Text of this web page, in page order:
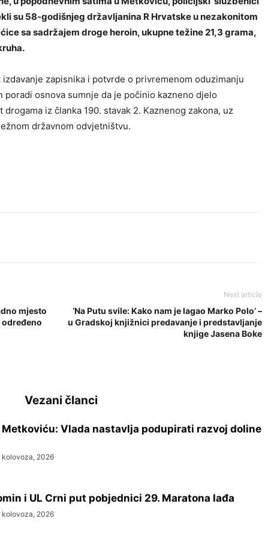
su 58-godišnjeg državljanina R Hrvatske u nezakonitom
sa sadržajem droge heroin, ukupne težine 21,3 grama,
zapisnika i potvrde o privremenom oduzimanju
osnova sumnje da je počinio kazneno djelo
iz članka 190. stavak 2. Kaznenog zakona, uz
državnom odvjetništvu.
mjesto
određeno
Next article
‘Na Putu svile: Kako nam je lagao Marko Polo’ –
u Gradskoj knjižnici predavanje i predstavljanje
knjige Jasena Boke
Vezani članci
Metkoviću: Vlada nastavlja podupirati razvoj doline
kolovoza, 2026
i UL Crni put pobjednici 29. Maratona lađa
kolovoza, 2026